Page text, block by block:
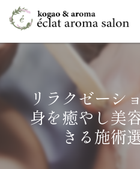
リラクゼーシ
身を癒やし美
きる施術